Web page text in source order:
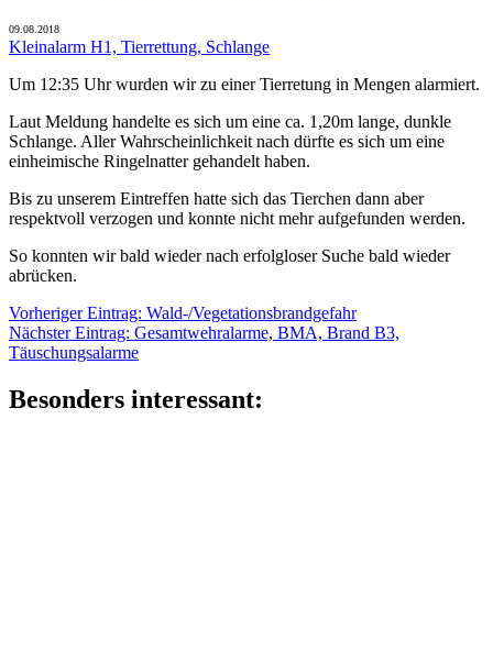
09.08.2018
Kleinalarm H1, Tierrettung, Schlange
Um 12:35 Uhr wurden wir zu einer Tierretung in Mengen alarmiert.
Laut Meldung handelte es sich um eine ca. 1,20m lange, dunkle
Schlange. Aller Wahrscheinlichkeit nach dürfte es sich um eine
einheimische Ringelnatter gehandelt haben.
Bis zu unserem Eintreffen hatte sich das Tierchen dann aber
respektvoll verzogen und konnte nicht mehr aufgefunden werden.
So konnten wir bald wieder nach erfolgloser Suche bald wieder
abrücken.
Beitragsnavigation
Vorheriger Eintrag: Vorheriger
Eintrag:
Wald-/Vegetationsbrandgefahr
Nächster Eintrag: Nächster
Eintrag:
Gesamtwehralarme, BMA, Brand B3,
Täuschungsalarme
Besonders interessant: